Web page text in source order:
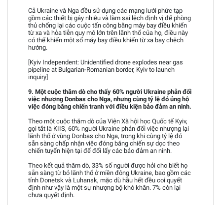
Cả Ukraine và Nga đều sử dụng các mạng lưới phức tạp
gồm các thiết bị gây nhiễu và làm sai lệch định vị để phòng
thủ chống lại các cuộc tấn công bằng máy bay điều khiển
từ xa và hỏa tiễn quy mô lớn trên lãnh thổ của họ, điều này
có thể khiến một số máy bay điều khiển từ xa bay chệch
hướng.
[Kyiv Independent: Unidentified drone explodes near gas
pipeline at Bulgarian-Romanian border, Kyiv to launch
inquiry]
9. Một cuộc thăm dò cho thấy 60% người Ukraine phản đối
việc nhượng Donbas cho Nga, nhưng cùng tỷ lệ đó ủng hộ
việc đóng băng chiến tranh với điều kiện bảo đảm an ninh.
Theo một cuộc thăm dò của Viện Xã hội học Quốc tế Kyiv,
gọi tắt là KIIS, 60% người Ukraine phản đối việc nhượng lại
lãnh thổ ở vùng Donbas cho Nga, trong khi cùng tỷ lệ đó
sẵn sàng chấp nhận việc đóng băng chiến sự dọc theo
chiến tuyến hiện tại để đổi lấy các bảo đảm an ninh.
Theo kết quả thăm dò, 33% số người được hỏi cho biết họ
sẵn sàng từ bỏ lãnh thổ ở miền đông Ukraine, bao gồm các
tỉnh Donetsk và Luhansk, mặc dù hầu hết đều coi quyết
định như vậy là một sự nhượng bộ khó khăn. 7% còn lại
chưa quyết định.